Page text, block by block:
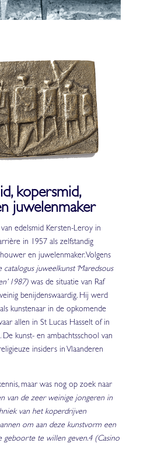
kopersmid,
juwelenmaker
edelsmid Kersten-Leroy in
in 1957 als zelfstandig
en juwelenmaker. Volgens
catalogus juweelkunst ‘Maredsous
1987) was de situatie van Raf
benijdenswaardig. Hij werd
kunstenaar in de opkomende
allen in St Lucas Hasselt of in
De kunst- en ambachtsschool van
insiders in Vlaanderen
maar was nog op zoek naar
van de zeer weinige jongeren in
van het koperdrijven
om aan deze kunstvorm een
geboorte te willen geven.4 (Casino